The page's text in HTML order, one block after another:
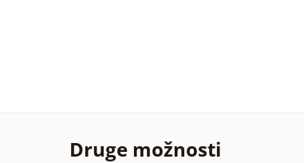
Druge možnosti